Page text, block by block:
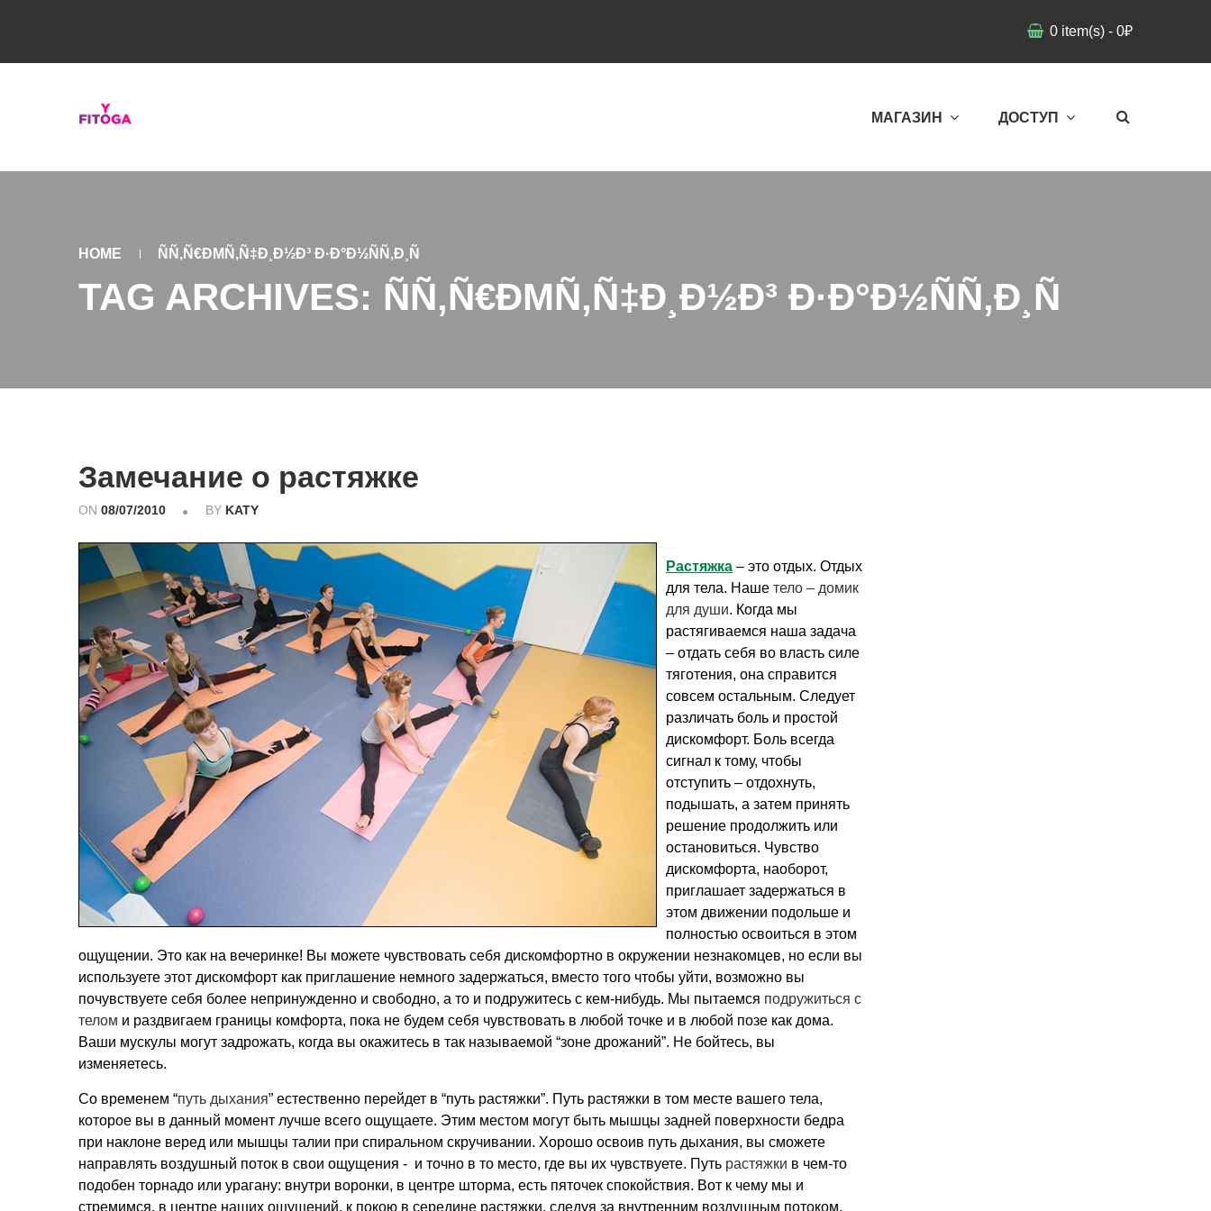
0 item(s) - 0₽
МАГАЗИН ДОСТУП
HOME ÑÑ‚Ñ€ÐΜÑ‚Ñ‡Ð¸Ð½Ð³ Ð·Ð°Ð½ÑÑ‚Ð¸Ñ
TAG ARCHIVES: ÑÑ‚Ñ€ÐΜÑ‚Ñ‡Ð¸Ð½Ð³ Ð·Ð°Ð½ÑÑ‚Ð¸Ñ
Замечание о растяжке
ON 08/07/2010 BY KATY
Растяжка – это отдых. Отдых
для тела. Наше тело – домик
для души. Когда мы
растягиваемся наша задача
– отдать себя во власть силе
тяготения, она справится
совсем остальным. Следует
различать боль и простой
дискомфорт. Боль всегда
сигнал к тому, чтобы
отступить – отдохнуть,
подышать, а затем принять
решение продолжить или
остановиться. Чувство
дискомфорта, наоборот,
приглашает задержаться в
этом движении подольше и
полностью освоиться в этом
ощущении. Это как на вечеринке! Вы можете чувствовать себя дискомфортно в окружении незнакомцев, но если вы
используете этот дискомфорт как приглашение немного задержаться, вместо того чтобы уйти, возможно вы
почувствуете себя более непринужденно и свободно, а то и подружитесь с кем-нибудь. Мы пытаемся подружиться с
телом и раздвигаем границы комфорта, пока не будем себя чувствовать в любой точке и в любой позе как дома.
Ваши мускулы могут задрожать, когда вы окажитесь в так называемой “зоне дрожаний”. Не бойтесь, вы
изменяетесь.
Со временем “путь дыхания” естественно перейдет в “путь растяжки”. Путь растяжки в том месте вашего тела,
которое вы в данный момент лучше всего ощущаете. Этим местом могут быть мышцы задней поверхности бедра
при наклоне веред или мышцы талии при спиральном скручивании. Хорошо освоив путь дыхания, вы сможете
направлять воздушный поток в свои ощущения - и точно в то место, где вы их чувствуете. Путь растяжки в чем-то
подобен торнадо или урагану: внутри воронки, в центре шторма, есть пяточек спокойствия. Вот к чему мы и
стремимся, в центре наших ощущений, к покою в середине растяжки, следуя за внутренним воздушным потоком.